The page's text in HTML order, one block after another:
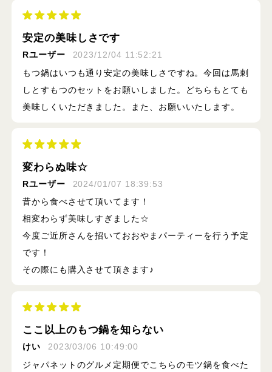
安定の美味しさです
Rユーザー
2023/12/04 11:52:21
もつ鍋はいつも通り安定の美味しさですね。今回は馬刺
しとすもつのセットをお願いしました。どちらもとても
美味しくいただきました。また、お願いいたします。
変わらぬ味☆
Rユーザー
2024/01/07 18:39:53
昔から食べさせて頂いてます！
相変わらず美味しすぎました☆
今度ご近所さんを招いておおやまパーティーを行う予定
です！
その際にも購入させて頂きます♪
ここ以上のもつ鍋を知らない
けい
2023/03/06 10:49:00
ジャパネットのグルメ定期便でこちらのモツ鍋を食べた